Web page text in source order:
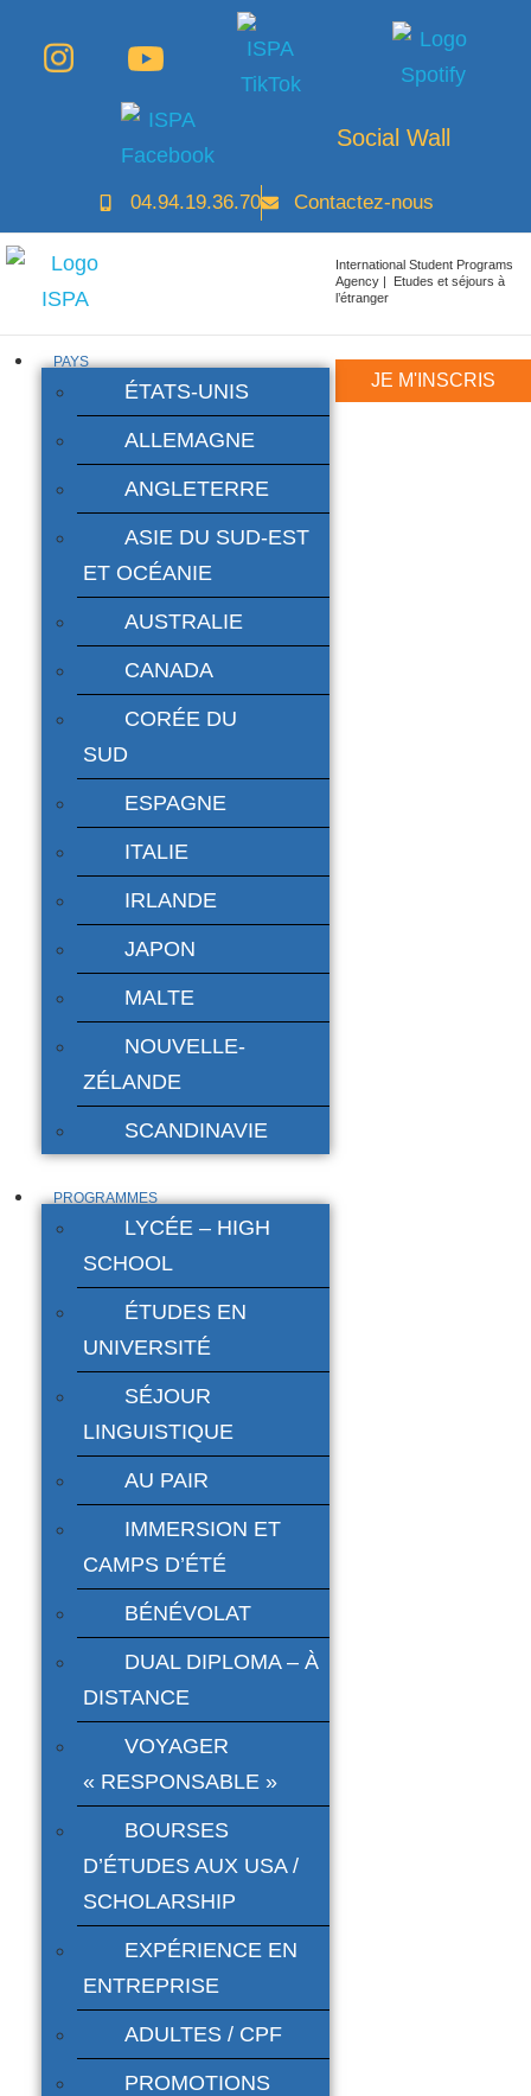
Social Wall
04.94.19.36.70 Contactez-nous
International Student Programs
Agency | Etudes et séjours à
l’étranger
PAYS
ÉTATS-UNIS
ALLEMAGNE
ANGLETERRE
ASIE DU SUD-EST
ET OCÉANIE
AUSTRALIE
CANADA
CORÉE DU
SUD
ESPAGNE
ITALIE
IRLANDE
JAPON
MALTE
NOUVELLE-
ZÉLANDE
SCANDINAVIE
PROGRAMMES
LYCÉE – HIGH
SCHOOL
ÉTUDES EN
UNIVERSITÉ
SÉJOUR
LINGUISTIQUE
AU PAIR
IMMERSION ET
CAMPS D’ÉTÉ
BÉNÉVOLAT
DUAL DIPLOMA – À
DISTANCE
VOYAGER
« RESPONSABLE »
BOURSES
D’ÉTUDES AUX USA /
SCHOLARSHIP
EXPÉRIENCE EN
ENTREPRISE
ADULTES / CPF
PROMOTIONS
JE M'INSCRIS